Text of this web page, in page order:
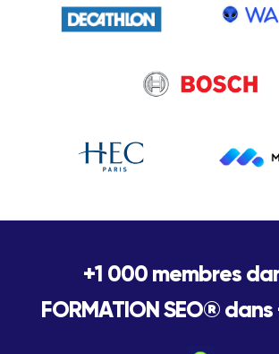
+1 000 membres
FORMATION SEO®